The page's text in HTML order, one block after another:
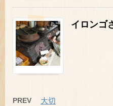
イロンゴ
PREV 大切